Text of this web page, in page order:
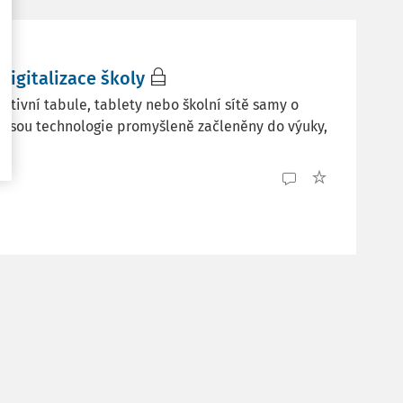
školy
tabule, tablety nebo školní sítě samy o
technologie promyšleně začleněny do výuky,